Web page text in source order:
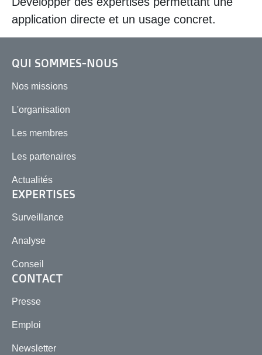
application directe et un usage concret.
QUI SOMMES-NOUS
Nos missions
L'organisation
Les membres
Les partenaires
Actualités
EXPERTISES
Surveillance
Analyse
Conseil
CONTACT
Presse
Emploi
Newsletter